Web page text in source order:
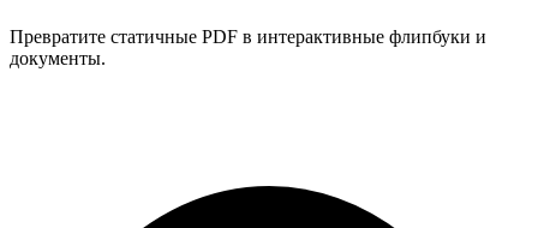
Превратите статичные PDF в интерактивные флипбуки и
документы.